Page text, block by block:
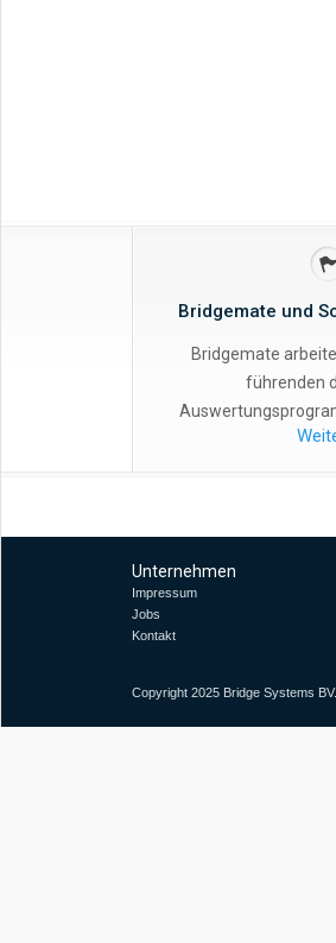
Bridgemate und
Bridgemate
führenden
Unternehmen
Impressum
Jobs
Kontakt
Copyright 2025 Bridge Systems